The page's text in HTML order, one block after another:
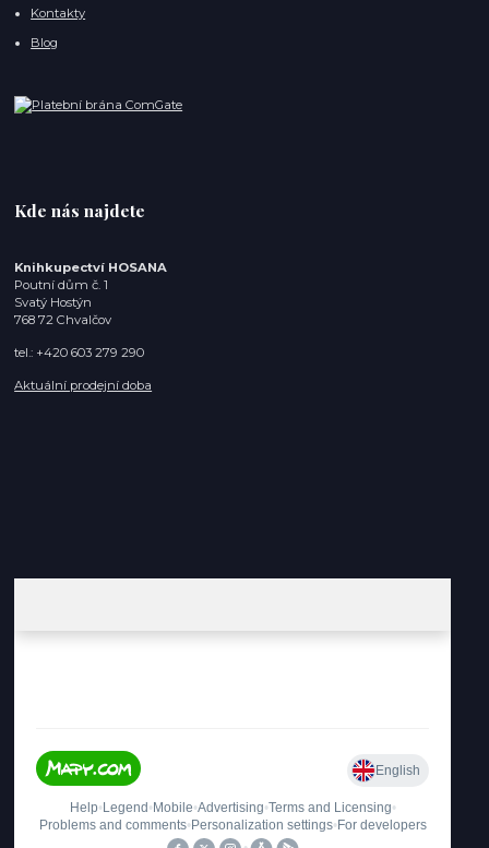
Kontakty
Blog
Kde nás najdete
Knihkupectví HOSANA
Poutní dům č. 1
Svatý Hostýn
768 72 Chvalčov
tel.: +420 603 279 290
Aktuální prodejní doba